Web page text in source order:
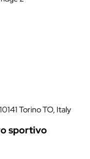
Torino TO, Italy
sportivo